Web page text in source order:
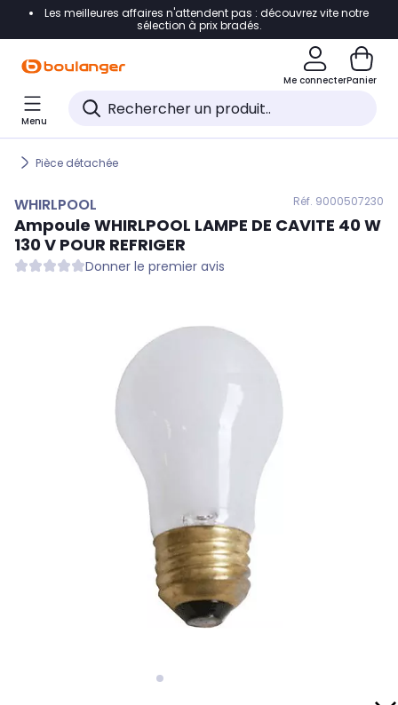
Accéder directement à la navigation
Accéder directement au pied de page
Accéder directement au chatbot
Les meilleures affaires n'attendent pas : découvrez vite notre
sélection à prix bradés.
Me connecterPanier
Menu
Pièce détachée
WHIRLPOOL Réf. 9000507230
Ampoule WHIRLPOOL LAMPE DE CAVITE 40 W
130 V POUR REFRIGER
Donner le premier avis